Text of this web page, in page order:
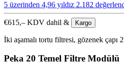
5 üzerinden 4,96 yıldız 2.182
€615,– KDV dahil & Kargo
İki aşamalı tortu filtresi, gözenek çapı
Peka 20 Temel Filtre Modülü